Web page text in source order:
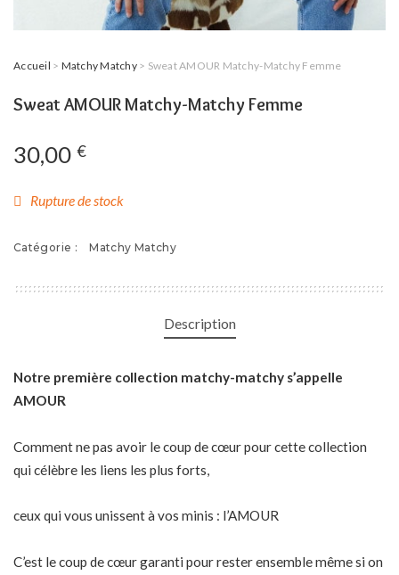
Accueil > Matchy Matchy> Sweat AMOUR Matchy-Matchy Femme
Sweat AMOUR Matchy-Matchy Femme
30,00 €
Rupture de stock
Catégorie : Matchy Matchy
Description
Notre première collection matchy-matchy s’appelle
AMOUR
Comment ne pas avoir le coup de cœur pour cette collection
qui célèbre les liens les plus forts,
ceux qui vous unissent à vos minis : l’AMOUR
C’est le coup de cœur garanti pour rester ensemble même si on